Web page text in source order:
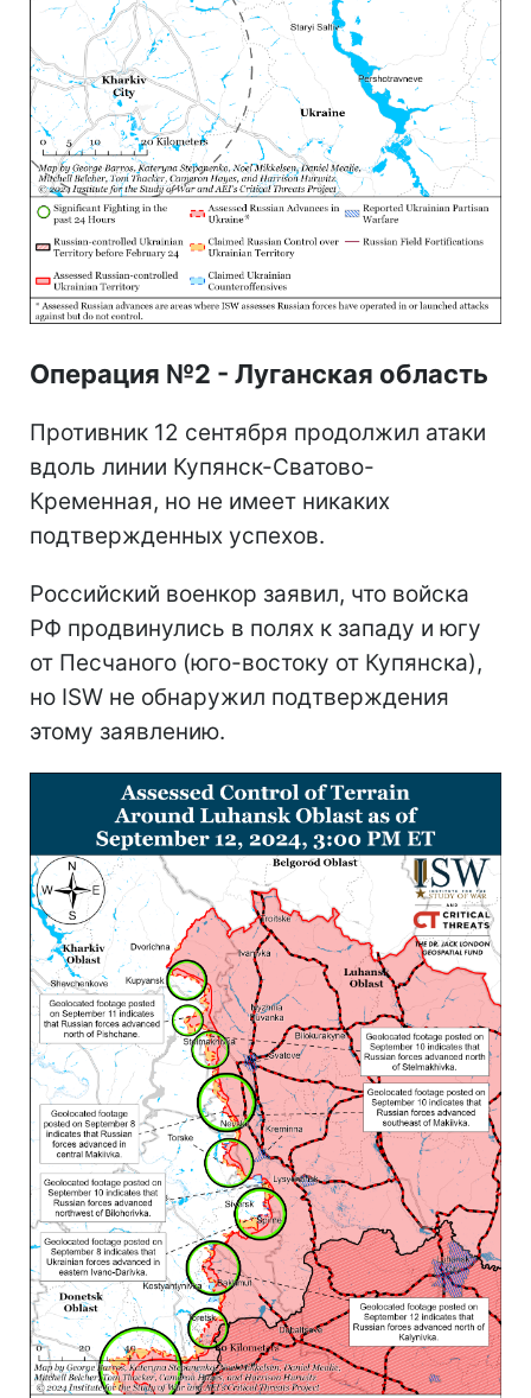
Операция №2 - Луганская область
Противник 12 сентября продолжил атаки
вдоль линии Купянск-Сватово-
Кременная, но не имеет никаких
подтвержденных успехов.
Российский военкор заявил, что войска
РФ продвинулись в полях к западу и югу
от Песчаного (юго-востоку от Купянска),
но ISW не обнаружил подтверждения
этому заявлению.